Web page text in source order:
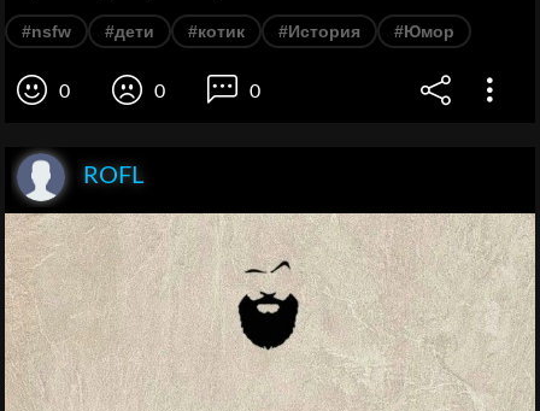
#nsfw #дети #котик #История #Юмор
0 0 0
ROFL